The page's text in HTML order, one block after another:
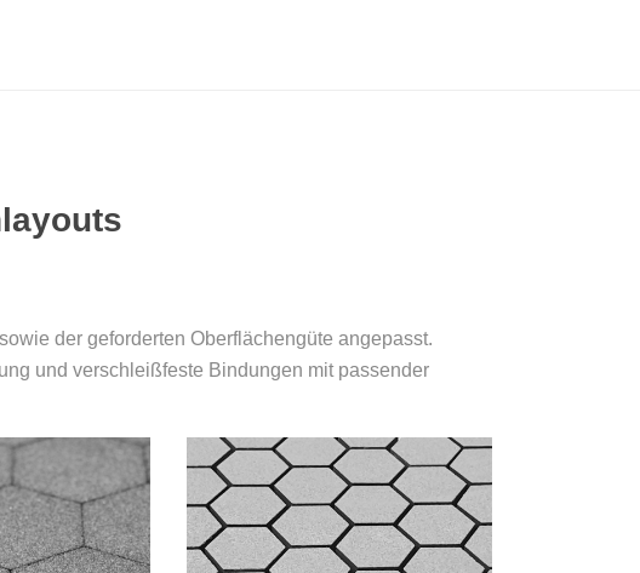
der geforderten Oberflächengüte angepasst.
und verschleißfeste Bindungen mit passender